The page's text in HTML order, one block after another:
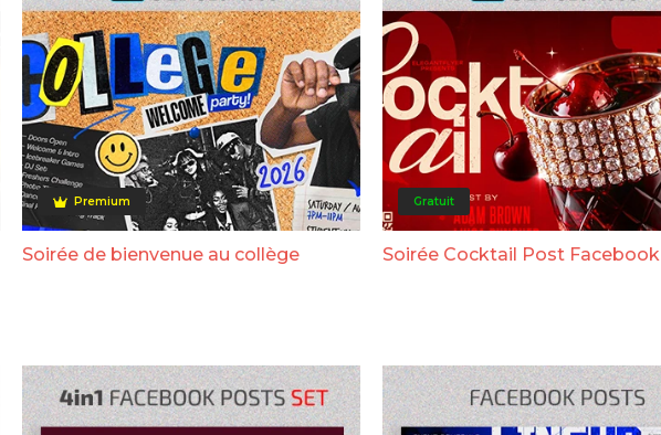
Premium
Soirée de bienvenue au collège
Gratuit
Soirée Cocktail Post Facebook